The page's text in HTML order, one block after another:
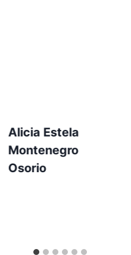
Alicia Estela
Montenegro
Osorio